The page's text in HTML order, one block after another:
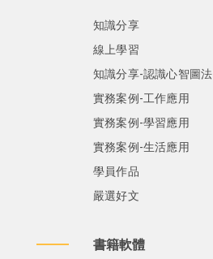
知識分享
線上學習
知識分享-認識心智圖法
實務案例-工作應用
實務案例-學習應用
實務案例-生活應用
學員作品
嚴選好文
書籍軟體